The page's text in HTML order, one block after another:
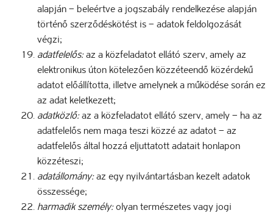
alapján – beleértve a jogszabály rendelkezése alapján
történő szerződéskötést is – adatok feldolgozását
végzi;
adatfelelős:az a közfeladatot ellátó szerv, amely az
elektronikus úton kötelezően közzéteendő közérdekű
adatot előállította, illetve amelynek a működése során ez
az adat keletkezett;
adatközlő:az a közfeladatot ellátó szerv, amely – ha az
adatfelelős nem maga teszi közzé az adatot – az
adatfelelős által hozzá eljuttatott adatait honlapon
közzéteszi;
adatállomány:az egy nyilvántartásban kezelt adatok
összessége;
harmadik személy:olyan természetes vagy jogi